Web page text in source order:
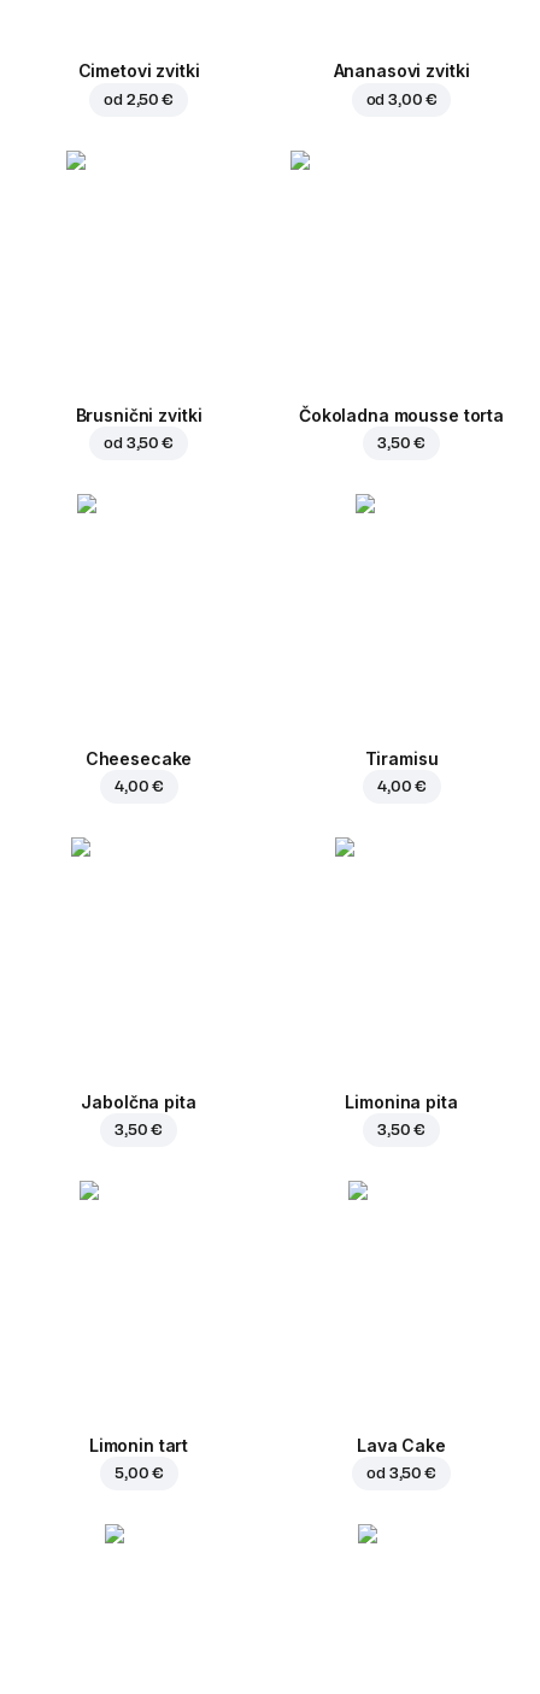
Cimetovi zvitki
od 2,50 €
Ananasovi zvitki
od3,00 €
Brusnični zvitki
od 3,50 €
Čokoladna mousse torta
3,50 €
Cheesecake
4,00 €
Tiramisu
4,00 €
Jabolčna pita
3,50 €
Limonina pita
3,50 €
Limonin tart
5,00 €
Lava Cake
od 3,50 €